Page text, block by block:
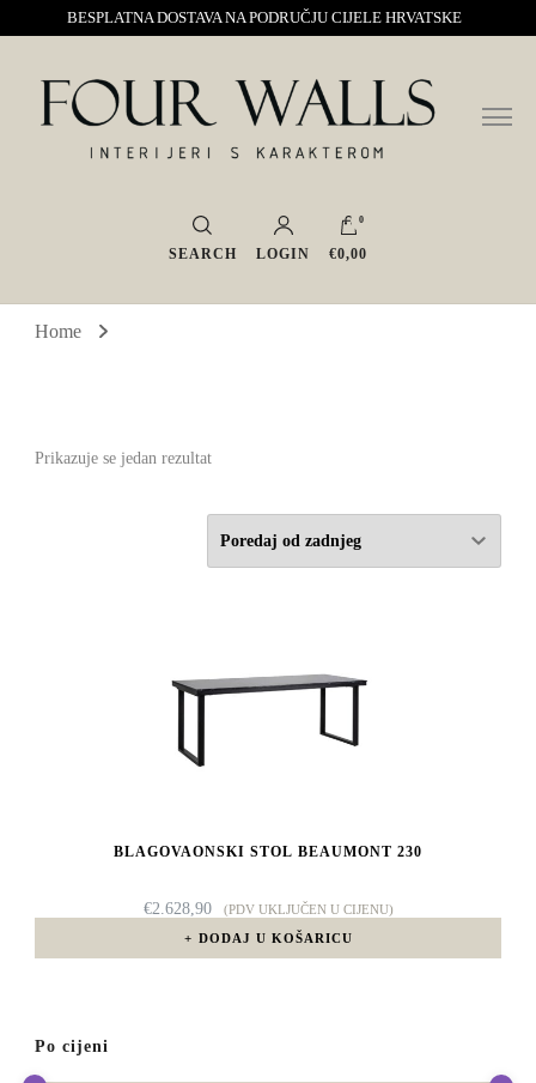
BESPLATNA DOSTAVA NA PODRUČJU CIJELE HRVATSKE
Four Walls
Sve za interijer po Vašoj mjeri. Salon namještaja, dekoracije i rasvjete.
Interijeri s karakterom
SEARCH LOGIN
0
€0,00
Home
Prikazuje se jedan rezultat
BLAGOVAONSKI STOL BEAUMONT 230
€2.628,90
(PDV UKLJUČEN U CIJENU)
DODAJ U KOŠARICU
Po cijeni